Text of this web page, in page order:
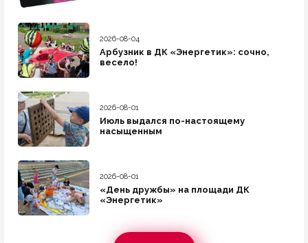
2026-08-04
Арбузник в ДК «Энергетик»: сочно,
весело!
2026-08-01
Июль выдался по-настоящему
насыщенным
2026-08-01
«День дружбы» на площади ДК
«Энергетик»